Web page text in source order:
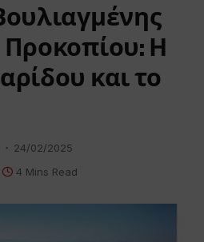
Η
και το
24/02/2025
4 Mins Read